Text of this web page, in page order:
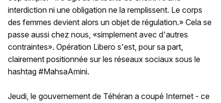
interdiction ni une obligation ne la remplissent. Le corps
des femmes devient alors un objet de régulation.» Cela se
passe aussi chez nous, «simplement avec d'autres
contraintes». Opération Libero s'est, pour sa part,
clairement positionnée sur les réseaux sociaux sous le
hashtag #MahsaAmini.
Jeudi, le gouvernement de Téhéran a coupé Internet - ce